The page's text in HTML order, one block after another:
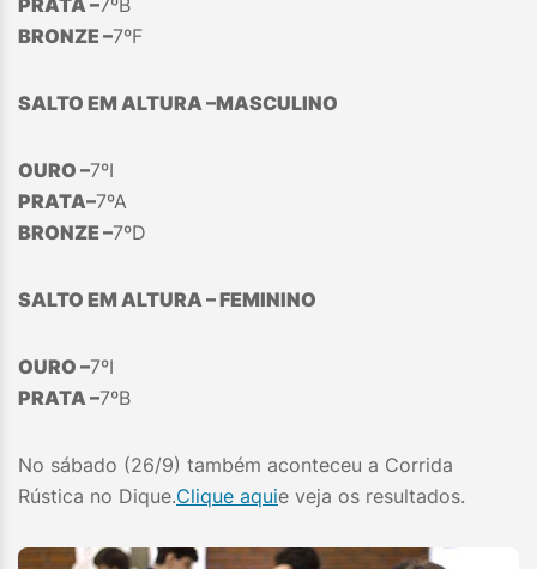
PRATA –7ºB
BRONZE –7ºF
SALTO EM ALTURA –MASCULINO
OURO –7ºI
PRATA–7ºA
BRONZE –7ºD
SALTO EM ALTURA – FEMININO
OURO –7ºI
PRATA –7ºB
No sábado (26/9) também aconteceu a Corrida
Rústica no Dique.Clique aquie veja os resultados.